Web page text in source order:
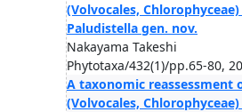
(Volvocales,
Paludistella gen. nov.
Nakayama Takeshi
Phytotaxa/432(1)/pp.65-80,
A taxonomic reassessment
(Volvocales,